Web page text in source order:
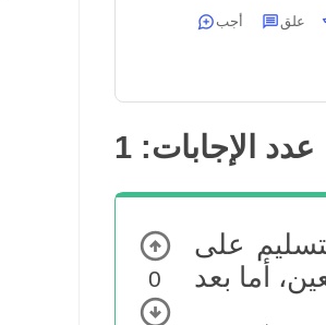
أجب علق
عدد الإجابات: 1
0
على